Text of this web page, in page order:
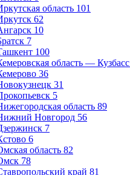
область 101
62
10
7
100
область — Кузбасс
36
31
5
область 89
Новгород 56
7
6
область 82
78
край 81